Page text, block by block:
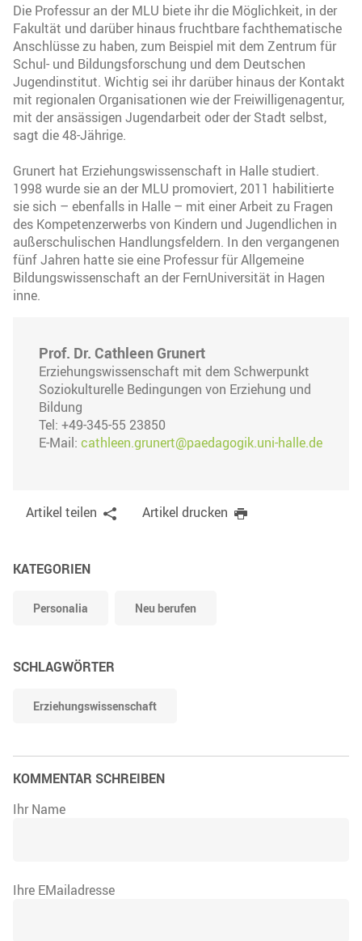
Die Professur an der MLU biete ihr die Möglichkeit, in der
Fakultät und darüber hinaus fruchtbare fachthematische
Anschlüsse zu haben, zum Beispiel mit dem Zentrum für
Schul- und Bildungsforschung und dem Deutschen
Jugendinstitut. Wichtig sei ihr darüber hinaus der Kontakt
mit regionalen Organisationen wie der Freiwilligenagentur,
mit der ansässigen Jugendarbeit oder der Stadt selbst,
sagt die 48-Jährige.
Grunert hat Erziehungswissenschaft in Halle studiert.
1998 wurde sie an der MLU promoviert, 2011 habilitierte
sie sich – ebenfalls in Halle – mit einer Arbeit zu Fragen
des Kompetenzerwerbs von Kindern und Jugendlichen in
außerschulischen Handlungsfeldern. In den vergangenen
fünf Jahren hatte sie eine Professur für Allgemeine
Bildungswissenschaft an der FernUniversität in Hagen
inne.
Prof. Dr. Cathleen Grunert
Erziehungswissenschaft mit dem Schwerpunkt
Soziokulturelle Bedingungen von Erziehung und
Bildung
Tel: +49-345-55 23850
E-Mail: cathleen.grunert@paedagogik.uni-halle.de
Artikel teilen Artikel drucken
KATEGORIEN
Personalia Neu berufen
SCHLAGWÖRTER
Erziehungswissenschaft
KOMMENTAR SCHREIBEN
Ihr Name
Ihre EMailadresse